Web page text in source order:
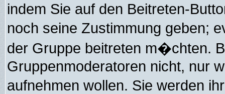
indem Sie auf den Beitreten-
noch seine Zustimmung geben;
der Gruppe beitreten m�chten.
Gruppenmoderatoren nicht, nur
aufnehmen wollen. Sie werden